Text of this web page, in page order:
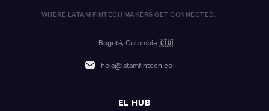
WHERE LATAM FINTECH MAKERS GET CONNECTED.
Bogotá, Colombia 🇨🇴
hola@latamfintech.co
EL HUB